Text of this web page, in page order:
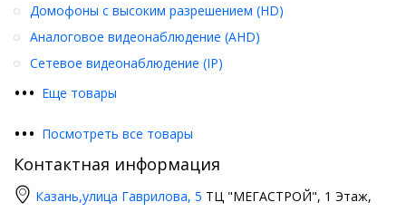
••• Еще товары
Домофоны с высоким разрешением (HD)
Аналоговое видеонаблюдение (AHD)
Сетевое видеонаблюдение (IP)
••• Посмотреть все товары
Контактная информация
Казань,улица Гаврилова, 5 ТЦ "МЕГАСТРОЙ", 1 Этаж,